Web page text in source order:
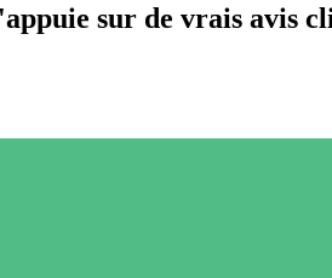
sur de vrais avis